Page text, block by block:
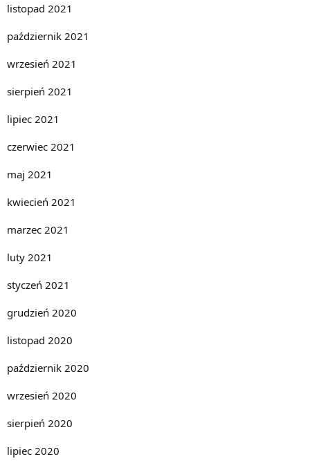
listopad 2021
październik 2021
wrzesień 2021
sierpień 2021
lipiec 2021
czerwiec 2021
maj 2021
kwiecień 2021
marzec 2021
luty 2021
styczeń 2021
grudzień 2020
listopad 2020
październik 2020
wrzesień 2020
sierpień 2020
lipiec 2020